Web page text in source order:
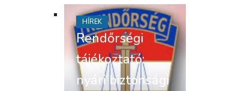
Rendőrségi
tájékoztató:
nyári biztonsági
HÍREK